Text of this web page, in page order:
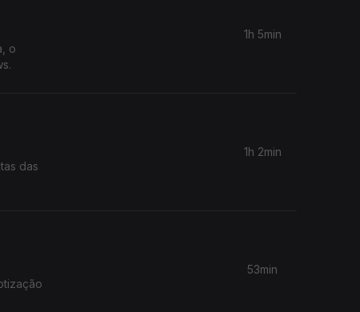
o
1h 5min
das
1h 2min
53min